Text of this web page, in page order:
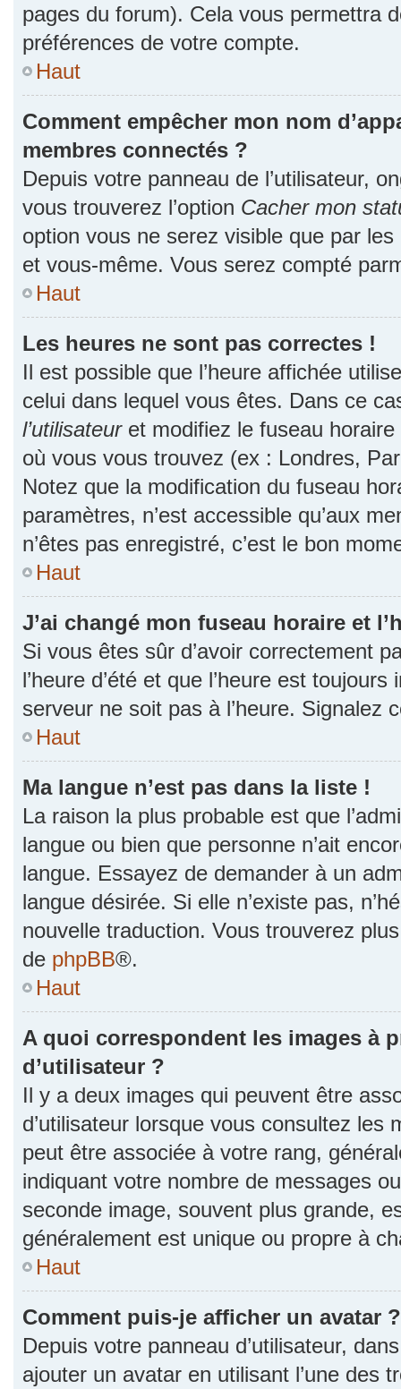
pages du forum). Cela vous permettra
préférences de votre compte.
Haut
Comment empêcher mon nom
membres connectés ?
Depuis votre panneau de l’utilisateur,
vous trouverez l’option Cacher mon
option vous ne serez visible que par
et vous-même. Vous serez compté
Haut
Les heures ne sont pas correctes !
Il est possible que l’heure affichée
celui dans lequel vous êtes. Dans ce
l’utilisateuret modifiez le fuseau horaire
où vous vous trouvez (ex : Londres,
Notez que la modification du fuseau
paramètres, n’est accessible qu’aux
n’êtes pas enregistré, c’est le bon
Haut
J’ai changé mon fuseau horaire et
Si vous êtes sûr d’avoir correctement
l’heure d’été et que l’heure est
serveur ne soit pas à l’heure. Signalez
Haut
Ma langue n’est pas dans la liste !
La raison la plus probable est que
langue ou bien que personne n’ait
langue. Essayez de demander à un
langue désirée. Si elle n’existe pas,
nouvelle traduction. Vous trouverez
de phpBB®.
Haut
A quoi correspondent les images à
d’utilisateur ?
Il y a deux images qui peuvent être
d’utilisateur lorsque vous consultez les
peut être associée à votre rang,
indiquant votre nombre de messages
seconde image, souvent plus grande,
généralement est unique ou propre à
Haut
Comment puis-je afficher un avatar ?
Depuis votre panneau d’utilisateur,
ajouter un avatar en utilisant l’une des